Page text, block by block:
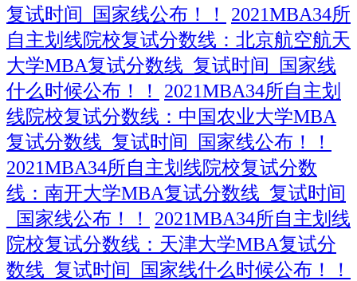
复试时间_国家线公布！！
2021MBA34所
自主划线院校复试分数线：北京航空航天
大学MBA复试分数线_复试时间_国家线
什么时候公布！！
2021MBA34所自主划
线院校复试分数线：中国农业大学MBA
复试分数线_复试时间_国家线公布！！
2021MBA34所自主划线院校复试分数
线：南开大学MBA复试分数线_复试时间
_国家线公布！！
2021MBA34所自主划线
院校复试分数线：天津大学MBA复试分
数线_复试时间_国家线什么时候公布！！